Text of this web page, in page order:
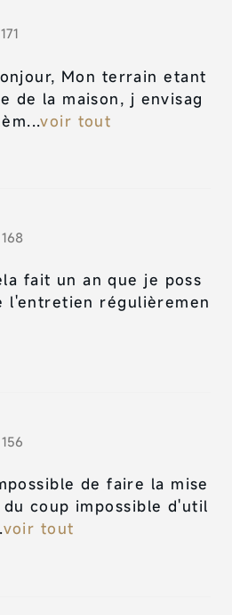
171
Mon terrain etant
de la maison, j envisag
voir tout
168
fait un an que je poss
l'entretien régulièremen
156
de faire la mise
coup impossible d'util
voir tout